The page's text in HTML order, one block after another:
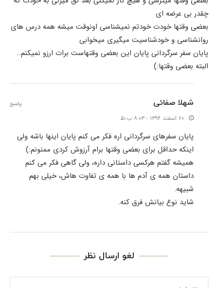
چقدر بی عرضه ای
بعضی وقتها خودت خودتم نمیشناسی اونوقت میشه همه درس های
روانشناسی و خودشناسیت میگیری میخوابی
پایان سفر سرگردانی پایان این بعضی وقتهاست برات ارزو نمیکنم…
البته بعضی وقتها:)
شهلا صفائی
۲۰ اسفند ۱۳۹۶ - ۸:۰۳ ب٫ظ
پایان سفرهای سرگردانی اره فکر می کنم پایان اینها باشه ولی
اینکه حداقل برای بعضی وقتها برام آرزوش کردی ممنونم:)
همیشه گفتم هرکسی داستانی داره، ولی گاهی فکر می کنم
داستان همه ی آدم ها با همه ی تفاوت هاش، خیلی بهم
شبیهه.
شاید نوع بیانش فرق کنه.
پاسخ
لغو ارسال نظر